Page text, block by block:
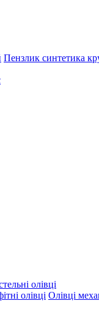
Пензлик синтетика
олівці
олівці Олівці